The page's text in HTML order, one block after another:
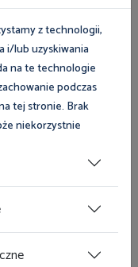
z technologii,
i/lub uzyskiwania
na te technologie
podczas
tej stronie. Brak
niekorzystnie
ją wycofać lub
w przycisk
informacji